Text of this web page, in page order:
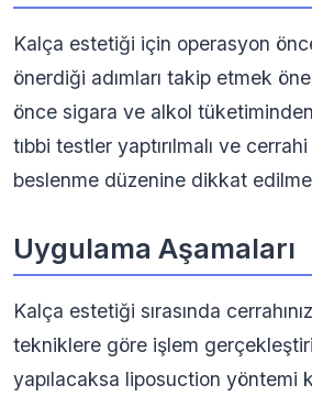
Kalça estetiği için operasyon
önerdiği adımları takip etmek
önce sigara ve alkol tüketiminden
tıbbi testler yaptırılmalı ve
beslenme düzenine dikkat
Uygulama Aşamaları
Kalça estetiği sırasında
tekniklere göre işlem
yapılacaksa liposuction yöntemi